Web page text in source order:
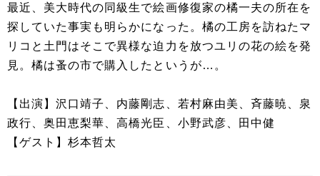
最近、美大時代の同級生で絵画修復家の橘一夫の所在を
探していた事実も明らかになった。橘の工房を訪ねたマ
リコと土門はそこで異様な迫力を放つユリの花の絵を発
見。橘は蚤の市で購入したというが…。
【出演】沢口靖子、内藤剛志、若村麻由美、斉藤暁、泉
政行、奥田恵梨華、高橋光臣、小野武彦、田中健
【ゲスト】杉本哲太